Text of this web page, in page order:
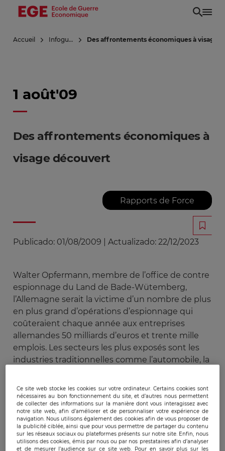
Aller
principal
Accueil Infoguerre Des affrontements économiques à visage
1 août'09
Des affrontements économiques à
visage découvert
Rapports de Force
Publicado: 01/08/2009 Actualizado: 22/12/2023
Walter Opfermann, membre de l’office de contre
espionnage du Land de Bade-Wütemberg,
l’Allemagne serait la victime d’un nombre de plus
en plus grand d’opérations d’espionnage qui
coûteraient chaque année aux entreprises
allemandes 50 milliards d’euros et trente mille
emplois. Les secteurs les plus exposés sont les
industries traditionnelles comme l’automobile, la
ainsi que les industries de technologies de
l’information. Beaucoup plus explicite que ses
collègues français, le représentant du
Verfassungschutz vise en particulier la Chine et la
Russie.
Ce site web stocke les cookies sur votre ordinateur. Certains cookies sont
nécessaires au bon fonctionnement du site, et d’autres nous permettent
de collecter des informations sur la manière dont vous interagissez avec
notre site web, afin d’améliorer et de personnaliser votre expérience de
navigation. Nous utilisons également des cookies afin de vous proposer de
la publicité ciblée, ainsi que pour vous permettre de partager du contenu
sur les réseaux sociaux ou plateformes présents sur notre site. Enfin, nous
utilisons des cookies, émis par nous ou par nos prestataires afin d’analyser
et de mesurer l’audience sur ce site web. Pour en savoir plus sur les